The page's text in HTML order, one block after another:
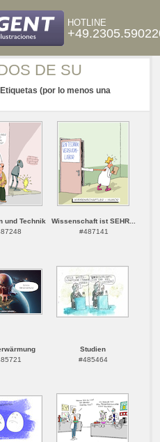
HOTLINE
DE SU
Etiquetas (por lo menos una
und Technik
Wissenschaft ist SEHR...
#487141
Studien
#485464